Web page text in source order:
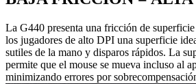
La G440 presenta una fricción de
los jugadores de alto DPI una superficie
sutiles de la mano y disparos rápidos. La
permite que el mouse se mueva incluso al
minimizando errores por